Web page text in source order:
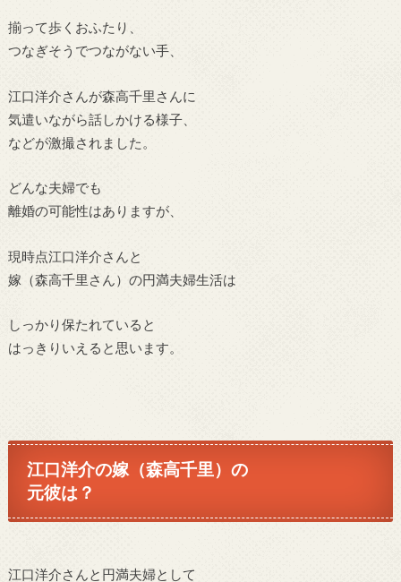
揃って歩くおふたり、
つなぎそうでつながない手、
江口洋介さん が森高千里さんに
気遣いながら話しかける様子、
などが激撮されました。
どんな夫婦でも
離婚の可能性はありますが、
現時点江口洋介さんと
嫁（森高千里さん）の円満夫婦生活は
しっかり保たれていると
はっきりいえると思います。
江口洋介の嫁（森高千里）の
元彼は？
江口洋介さんと円満夫婦として